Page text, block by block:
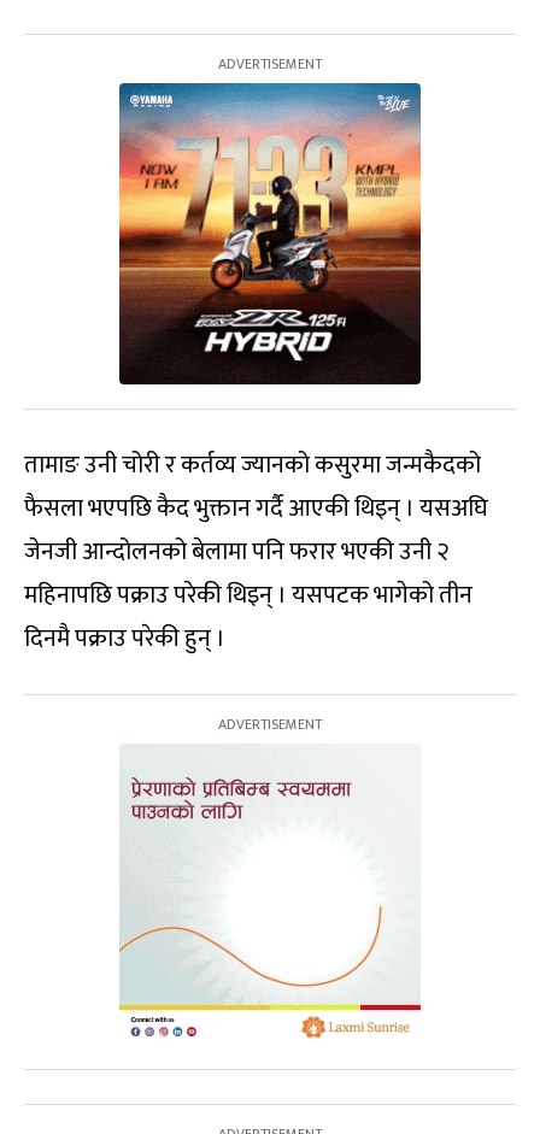
तामाङ उनी चोरी र कर्तव्य ज्यानको कसुरमा जन्मकैदको
फैसला भएपछि कैद भुक्तान गर्दै आएकी थिइन् । यसअघि
जेनजी आन्दोलनको बेलामा पनि फरार भएकी उनी २
महिनापछि पक्राउ परेकी थिइन् । यसपटक भागेको तीन
दिनमै पक्राउ परेकी हुन् ।